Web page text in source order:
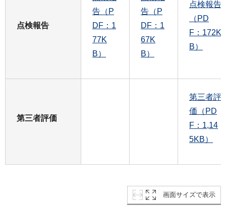
点検報告
告（P
DF：1
77K
B）
告（P
DF：1
67K
B）
点検報告
（PD
F：172K
B）
第三者評価
第三者評
価（PD
F：1,14
5KB）
画面サイズで表示